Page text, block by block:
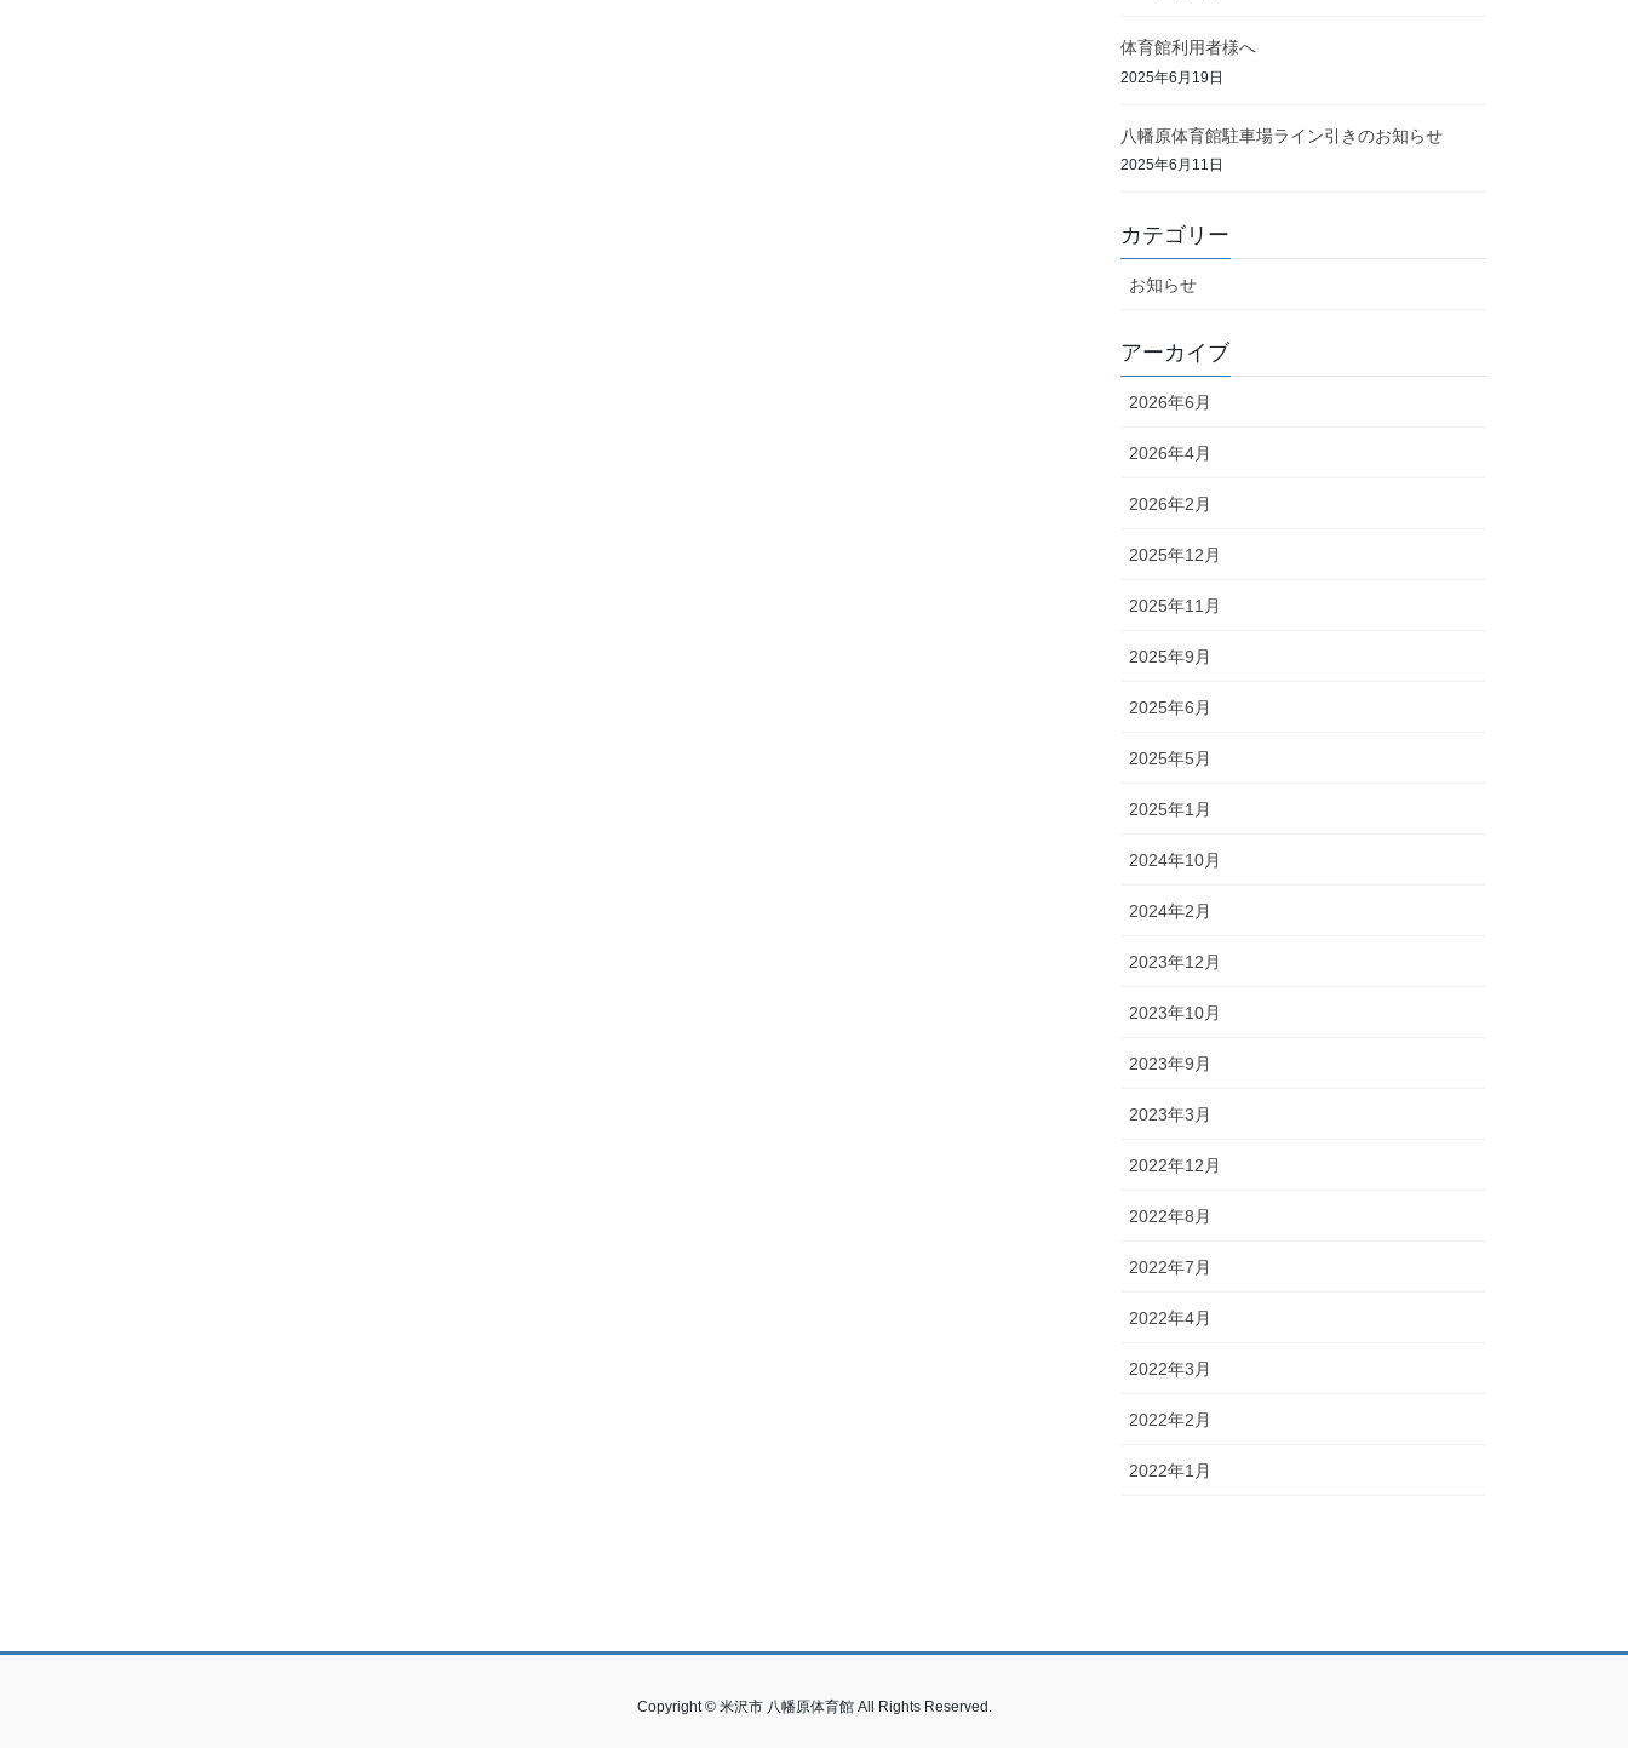
体育館利用者様へ
2025年6月19日
八幡原体育館駐車場ライン引きのお知らせ
2025年6月11日
カテゴリー
お知らせ
アーカイブ
2026年6月
2026年4月
2026年2月
2025年12月
2025年11月
2025年9月
2025年6月
2025年5月
2025年1月
2024年10月
2024年2月
2023年12月
2023年10月
2023年9月
2023年3月
2022年12月
2022年8月
2022年7月
2022年4月
2022年3月
2022年2月
2022年1月
Copyright © 米沢市 八幡原体育館 All Rights Reserved.